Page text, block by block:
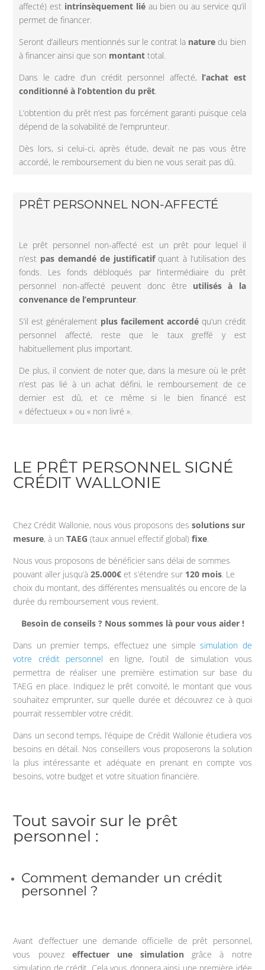
affecté) est intrinsèquement liéau bien ou au service qu’il
permet de financer.
Seront d’ailleurs mentionnés sur le contrat la nature du bien
à financer ainsi que son montant total.
Dans le cadre d’un crédit personnel affecté, l’achat est
conditionné à l’obtention du prêt.
L’obtention du prêt n’est pas forcément garanti puisque cela
dépend de la solvabilité de l’emprunteur.
Dès lors, si celui-ci, après étude, devait ne pas vous être
accordé, le remboursement du bien ne vous serait pas dû.
PRÊT PERSONNEL NON-AFFECTÉ
Le prêt personnel non-affecté est un prêt pour lequel il
n’est pas demandé de justificatifquant à l’utilisation des
fonds. Les fonds débloqués par l’intermédiaire du prêt
personnel non-affecté peuvent donc être utilisés à la
convenance de l’emprunteur.
S’il est généralement plus facilement accordéqu’un crédit
personnel affecté, reste que le taux greffé y est
habituellement plus important.
De plus, il convient de noter que, dans la mesure où le prêt
n’est pas lié à un achat défini, le remboursement de ce
dernier est dû, et ce même si le bien financé est
« défectueux » ou « non livré ».
LE PRÊT PERSONNEL SIGNÉ
CRÉDIT WALLONIE
Chez Crédit Wallonie, nous vous proposons dessolutions sur
mesure, à unTAEG(taux annuel effectif global)fixe.
Nous vous proposons de bénéficier sans délai de sommes
pouvant aller jusqu’à25.000€ et s’étendre sur 120 mois. Le
choix du montant, des différentes mensualités ou encore de la
durée du remboursement vous revient.
Besoin de conseils ? Nous sommes là pour vous aider !
Dans un premier temps, effectuez une simple simulation de
votre crédit personnel en ligne, l’outil de simulation vous
permettra de réaliser une première estimation sur base du
TAEG en place. Indiquez le prêt convoité, le montant que vous
souhaitez emprunter, sur quelle durée et découvrez ce à quoi
pourrait ressembler votre crédit.
Dans un second temps, l’équipe de Crédit Wallonie étudiera vos
besoins en détail. Nos conseillers vous proposerons la solution
la plus intéressante et adéquate en prenant en compte vos
besoins, votre budget et votre situation financière.
Tout savoir sur le prêt
personnel :
Comment demander un crédit
personnel ?
Avant d’effectuer une demande officielle de prêt personnel,
vous pouvez effectuer une simulation grâce à notre